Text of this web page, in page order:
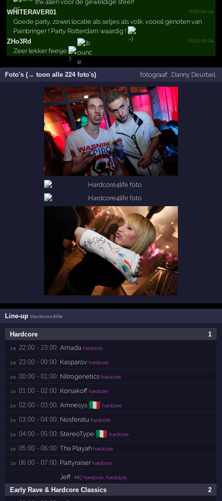
thx allen voor de geweldige sfeer!
WHITERAVER01
2013-02-24
Goede party, zowel locatie als setjes als volk; vooral genoten van
Painbringer ! Party Rotterdam waardig !
ZHo3Rd
2013-02-24
Zeer lekker feesje
Foto's (→ toon alle 224 foto's) fotograaf: ..Danny Deurbel..
Line-upHardcore4life
1
Hardcore
za 22:00 - 23:00: Amada hardcore
za 23:00 - 00:00: Kasparov hardcore
zo 00:00 - 01:00: Nitrogenetics hardcore
zo 01:00 - 02:00: Korsakoff hardcore
zo 02:00 - 03:00: Amnesys 🇮🇹 hardcore
zo 03:00 - 04:00: Nosferatu hardcore
zo 04:00 - 05:00: StereoType 🇮🇹 hardcore
zo 05:00 - 06:00: Tha Playah hardcore
zo 06:00 - 07:00: Partyraiser hardcore
Jeff · MC hardcore, hardstyle
2
Early Rave & Hardcore Classics